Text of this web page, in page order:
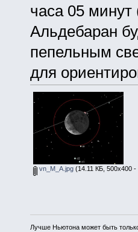
часа 05
Альдебаран
пепельным
для
vn_M_A.jpg(14.11 КБ, 500x400 -
Лучше Ньютона может быть